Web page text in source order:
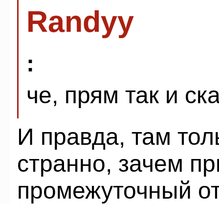
Randyy
:
че, прям так и
И правда, там
странно, зачем
промежуточный